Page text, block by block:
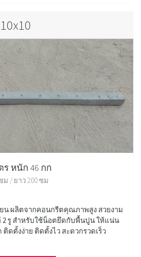
ร หนัก 46 กก
ม / ยาว 200 ซม
น ผลิตจากคอนกรีตคุณภาพสูง สวยงาม
2 รู สำหรับใช้น็อตยึดกับพื้นปูน ให้แน่น
ติดตั้งง่าย ติดตั้งไว สะดวกรวดเร็ว